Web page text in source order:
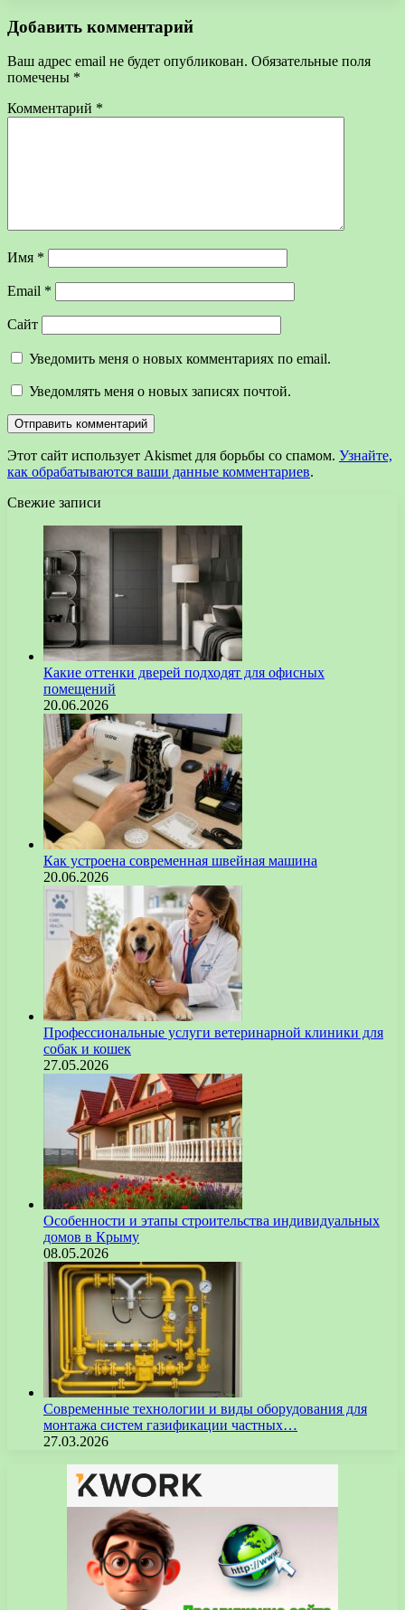
Добавить комментарий
Ваш адрес email не будет опубликован. Обязательные поля
помечены *
Комментарий *
Имя *
Email *
Сайт
Уведомить меня о новых комментариях по email.
Уведомлять меня о новых записях почтой.
Этот сайт использует Akismet для борьбы со спамом. Узнайте,
как обрабатываются ваши данные комментариев.
Свежие записи
Какие оттенки дверей подходят для офисных
помещений
20.06.2026
Как устроена современная швейная машина
20.06.2026
Профессиональные услуги ветеринарной клиники для
собак и кошек
27.05.2026
Особенности и этапы строительства индивидуальных
домов в Крыму
08.05.2026
Современные технологии и виды оборудования для
монтажа систем газификации частных…
27.03.2026